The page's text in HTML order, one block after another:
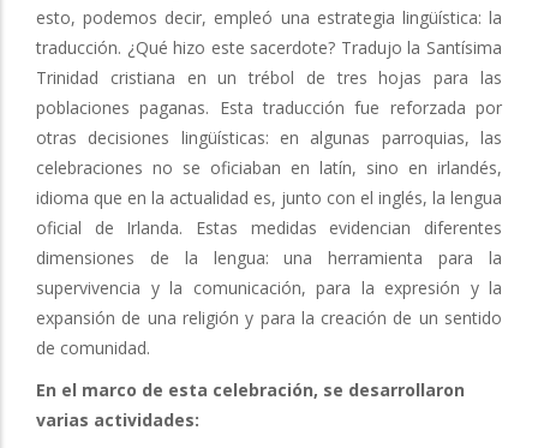
esto, podemos decir, empleó una estrategia lingüística: la
traducción. ¿Qué hizo este sacerdote? Tradujo la Santísima
Trinidad cristiana en un trébol de tres hojas para las
poblaciones paganas. Esta traducción fue reforzada por
otras decisiones lingüísticas: en algunas parroquias, las
celebraciones no se oficiaban en latín, sino en irlandés,
idioma que en la actualidad es, junto con el inglés, la lengua
oficial de Irlanda. Estas medidas evidencian diferentes
dimensiones de la lengua: una herramienta para la
supervivencia y la comunicación, para la expresión y la
expansión de una religión y para la creación de un sentido
de comunidad.
En el marco de esta celebración, se desarrollaron
varias actividades: